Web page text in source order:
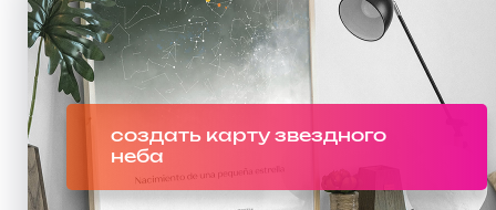
создать карту звездного
неба